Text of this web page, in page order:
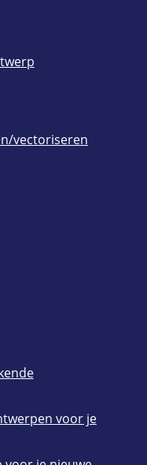
vectoriseren
voor je